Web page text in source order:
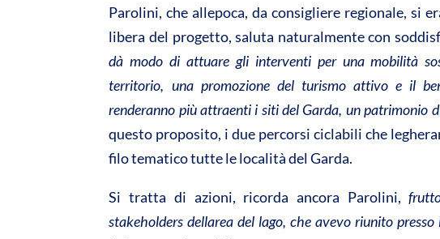
Parolini, che allepoca, da consigliere regionale, si
libera del progetto, saluta naturalmente con
dà modo di attuare gli interventi per una mobilità
territorio, una promozione del turismo attivo e il
renderanno più attraenti i siti del Garda, un patrimonio
questo proposito, i due percorsi ciclabili che
filo tematico tutte le località del Garda.
Si tratta di azioni, ricorda ancora Parolini, 
stakeholders dellarea del lago, che avevo riunito